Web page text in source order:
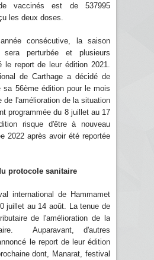
vaccinés est de 537995
les deux doses.
consécutive, la saison
sera perturbée et plusieurs
report de leur édition 2021.
de Carthage a décidé de
sa 56ème édition pour le mois
de l'amélioration de la situation
programmée du 8 juillet au 17
risque d'être à nouveau
2022 après avoir été reportée
protocole sanitaire
international de Hammamet
juillet au 14 août. La tenue de
de l'amélioration de la
Auparavant, d'autres
le report de leur édition
dont, Manarat, festival